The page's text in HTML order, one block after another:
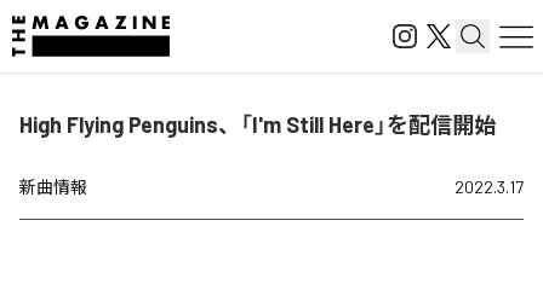
High Flying Penguins、「I'm Still Here」を配信開始
新曲情報 2022.3.17